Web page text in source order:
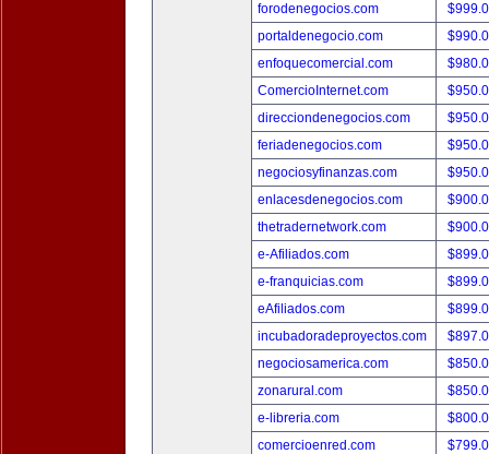
forodenegocios.com
portaldenegocio.com
enfoquecomercial.com
ComercioInternet.com
direcciondenegocios.com
feriadenegocios.com
negociosyfinanzas.com
enlacesdenegocios.com
thetradernetwork.com
e-Afiliados.com
e-franquicias.com
eAfiliados.com
incubadoradeproyectos.com
negociosamerica.com
zonarural.com
e-libreria.com
comercioenred.com